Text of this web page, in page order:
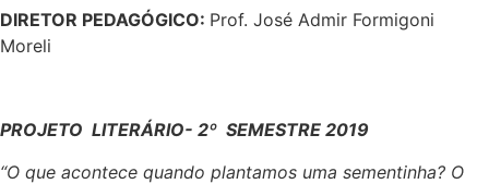
DIRETOR PEDAGÓGICO: Prof. José Admir Formigoni
Moreli
PROJETO LITERÁRIO- 2º SEMESTRE 2019
“O que acontece quando plantamos uma sementinha? O